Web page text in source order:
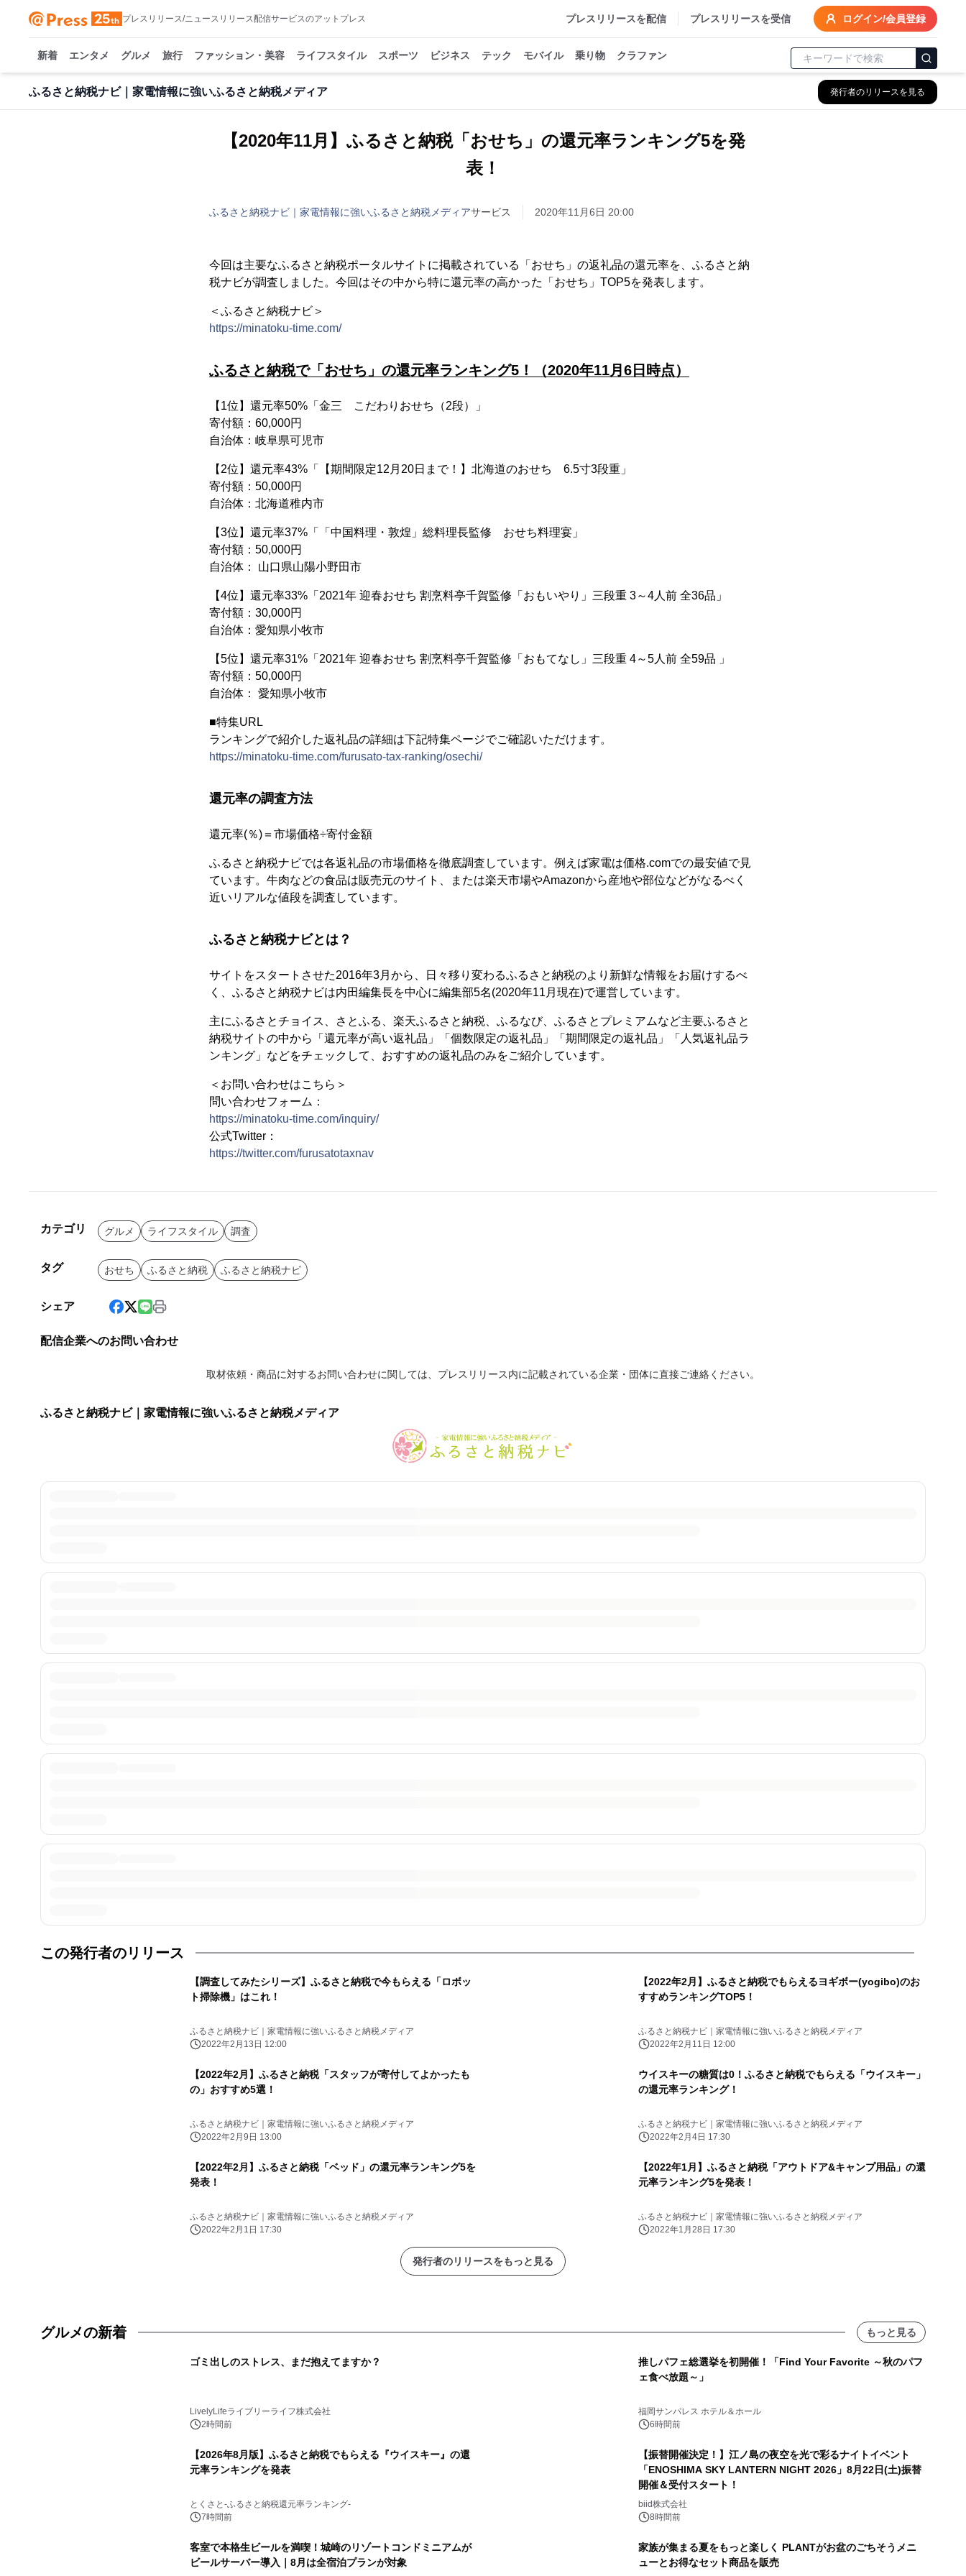
プレスリリース/ニュースリリース配信サービスのアットプレス プレスリリースを配信 プレスリリースを受信 ログイン/会員登録
新着 エンタメ グルメ 旅行 ファッション・美容 ライフスタイル スポーツ ビジネス テック モバイル 乗り物 クラファン
ふるさと納税ナビ｜家電情報に強いふるさと納税メディア 発行者のリリースを見る
【2020年11月】ふるさと納税「おせち」の還元率ランキング5を発
表！
ふるさと納税ナビ｜家電情報に強いふるさと納税メディアサービス 2020年11月6日 20:00
今回は主要なふるさと納税ポータルサイトに掲載されている「おせち」の返礼品の還元率を、ふるさと納
税ナビが調査しました。今回はその中から特に還元率の高かった「おせち」TOP5を発表します。
＜ふるさと納税ナビ＞
https://minatoku-time.com/
ふるさと納税で「おせち」の還元率ランキング5！（2020年11月6日時点）
【1位】還元率50%「金三 こだわりおせち（2段）」
寄付額：60,000円
自治体：岐阜県可児市
【2位】還元率43%「【期間限定12月20日まで！】北海道のおせち 6.5寸3段重」
寄付額：50,000円
自治体：北海道稚内市
【3位】還元率37%「「中国料理・敦煌」総料理長監修 おせち料理宴」
寄付額：50,000円
自治体： 山口県山陽小野田市
【4位】還元率33%「2021年 迎春おせち 割烹料亭千賀監修「おもいやり」三段重 3～4人前 全36品」
寄付額：30,000円
自治体：愛知県小牧市
【5位】還元率31%「2021年 迎春おせち 割烹料亭千賀監修「おもてなし」三段重 4～5人前 全59品 」
寄付額：50,000円
自治体： 愛知県小牧市
■特集URL
ランキングで紹介した返礼品の詳細は下記特集ページでご確認いただけます。
https://minatoku-time.com/furusato-tax-ranking/osechi/
還元率の調査方法
還元率(％)＝市場価格÷寄付金額
ふるさと納税ナビでは各返礼品の市場価格を徹底調査しています。例えば家電は価格.comでの最安値で見
ています。牛肉などの食品は販売元のサイト、または楽天市場やAmazonから産地や部位などがなるべく
近いリアルな値段を調査しています。
ふるさと納税ナビとは？
サイトをスタートさせた2016年3月から、日々移り変わるふるさと納税のより新鮮な情報をお届けするべ
く、ふるさと納税ナビは内田編集長を中心に編集部5名(2020年11月現在)で運営しています。
主にふるさとチョイス、さとふる、楽天ふるさと納税、ふるなび、ふるさとプレミアムなど主要ふるさと
納税サイトの中から「還元率が高い返礼品」「個数限定の返礼品」「期間限定の返礼品」「人気返礼品ラ
ンキング」などをチェックして、おすすめの返礼品のみをご紹介しています。
＜お問い合わせはこちら＞
問い合わせフォーム：
https://minatoku-time.com/inquiry/
公式Twitter：
https://twitter.com/furusatotaxnav
カテゴリ グルメ ライフスタイル 調査
タグ おせち ふるさと納税 ふるさと納税ナビ
シェア
配信企業へのお問い合わせ
取材依頼・商品に対するお問い合わせに関しては、プレスリリース内に記載されている企業・団体に直接ご連絡ください。
ふるさと納税ナビ｜家電情報に強いふるさと納税メディア
この発行者のリリース
【調査してみたシリーズ】ふるさと納税で今もらえる「ロボッ
ト掃除機」はこれ！
ふるさと納税ナビ｜家電情報に強いふるさと納税メディア
2022年2月13日 12:00
【2022年2月】ふるさと納税でもらえるヨギボー(yogibo)のお
すすめランキングTOP5！
ふるさと納税ナビ｜家電情報に強いふるさと納税メディア
2022年2月11日 12:00
【2022年2月】ふるさと納税「スタッフが寄付してよかったも
の」おすすめ5選！
ふるさと納税ナビ｜家電情報に強いふるさと納税メディア
2022年2月9日 13:00
ウイスキーの糖質は0！ふるさと納税でもらえる「ウイスキー」
の還元率ランキング！
ふるさと納税ナビ｜家電情報に強いふるさと納税メディア
2022年2月4日 17:30
【2022年2月】ふるさと納税「ベッド」の還元率ランキング5を
発表！
ふるさと納税ナビ｜家電情報に強いふるさと納税メディア
2022年2月1日 17:30
【2022年1月】ふるさと納税「アウトドア&キャンプ用品」の還
元率ランキング5を発表！
ふるさと納税ナビ｜家電情報に強いふるさと納税メディア
2022年1月28日 17:30
発行者のリリースをもっと見る
グルメの新着 もっと見る
ゴミ出しのストレス、まだ抱えてますか？
LivelyLifeライブリーライフ株式会社
2時間前
推しパフェ総選挙を初開催！「Find Your Favorite ～秋のパフ
ェ食べ放題～」
福岡サンパレス ホテル＆ホール
6時間前
【2026年8月版】ふるさと納税でもらえる『ウイスキー』の還
元率ランキングを発表
とくさと-ふるさと納税還元率ランキング-
7時間前
【振替開催決定！】江ノ島の夜空を光で彩るナイトイベント
「ENOSHIMA SKY LANTERN NIGHT 2026」8月22日(土)振替
開催＆受付スタート！
biid株式会社
8時間前
客室で本格生ビールを満喫！城崎のリゾートコンドミニアムが
ビールサーバー導入｜8月は全宿泊プランが対象
家族が集まる夏をもっと楽しく PLANTがお盆のごちそうメニ
ューとお得なセット商品を販売